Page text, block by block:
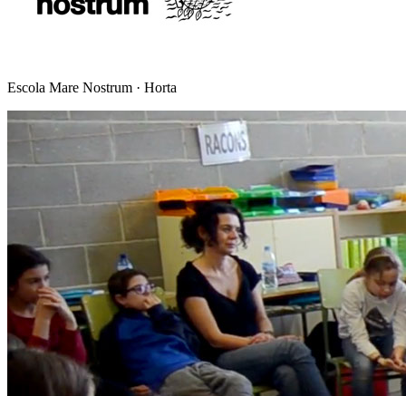
Escola Mare Nostrum · Horta